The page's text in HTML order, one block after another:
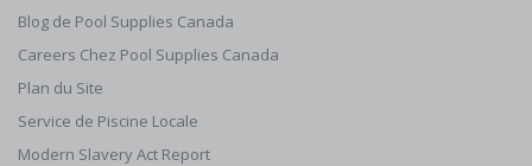
Blog de Pool Supplies Canada
Careers Chez Pool Supplies Canada
Plan du Site
Service de Piscine Locale
Modern Slavery Act Report